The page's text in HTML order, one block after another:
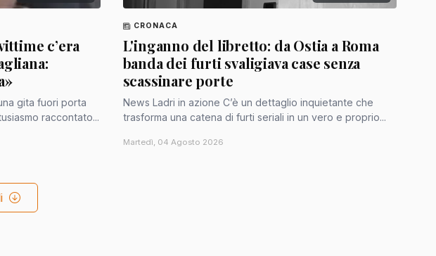
c’era
raccontato...
CRONACA
L'inganno del libretto: da Ostia a Roma
banda dei furti svaligiava case senza
scassinare porte
News Ladri in azione C’è un dettaglio inquietante che
trasforma una catena di furti seriali in un vero e proprio...
Martedì, 04 Agosto 2026